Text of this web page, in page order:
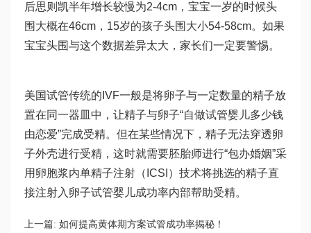
后思则凯半年增长较慢为2-4cm，宝宝一岁的时候头
围大概在46cm，15岁的孩子头围大小54-58cm。如果
宝宝头围与这个数据差异太大，家长们一定要警惕。
美国试管传统的IVF一般是将卵子与一定数量的精子放
置在同一器皿中，让精子与卵子“自做试管婴儿多少钱
由恋爱”完成受精。但在某些情况下，精子无法穿透卵
子外壳进行受精，这时就需要胚胎师进行“包办婚姻”采
用卵胞浆内单精子注射（ICSI）技术将挑选的精子直
接注射入卵子试管婴儿成功率内部帮助受精。
上一篇: 如何提高黄体期方案试管成功率揭秘！